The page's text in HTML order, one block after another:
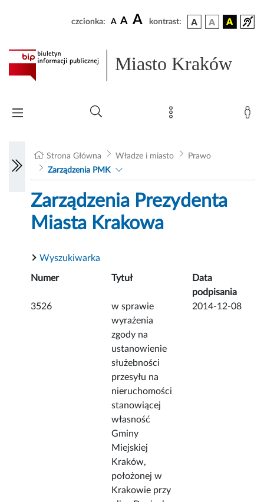
czcionka: A A A kontrast:
Miasto Kraków
Strona Główna Władze i miasto
Prawo
Zarządzenia PMK
Zarządzenia Prezydenta
Miasta Krakowa
Wyszukiwarka
Numer Tytuł
Data
podpisania
3526
w sprawie
wyrażenia
zgody na
ustanowienie
służebności
przesyłu na
nieruchomości
stanowiącej
własność
Gminy
Miejskiej
Kraków,
położonej w
Krakowie przy
2014-12-08